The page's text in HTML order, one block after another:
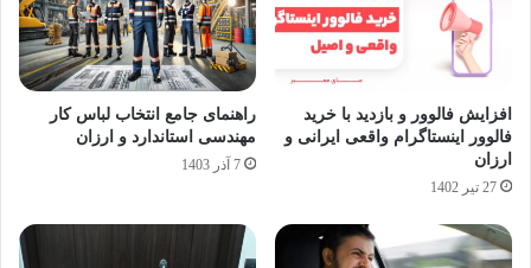
افزایش فالوور و بازدید با خرید
فالوور اینستاگرام واقعی ایرانی و
ارزان
27 تیر 1402
راهنمای جامع انتخاب لباس کار
مهندسی استاندارد و ارزان
7 آذر 1403